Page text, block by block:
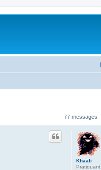
77 messages
Khaali
Pratiquant